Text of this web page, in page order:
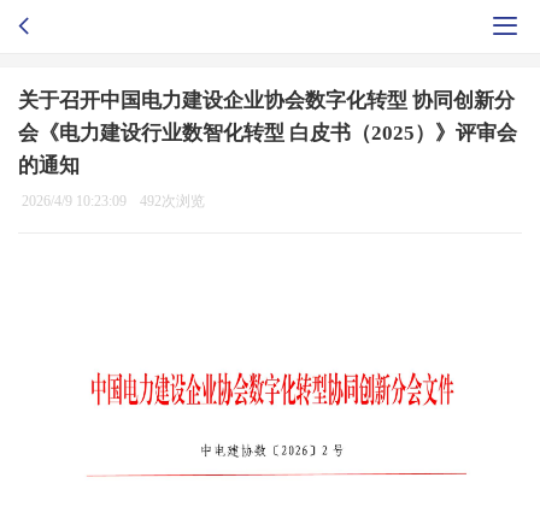
关于召开中国电力建设企业协会数字化转型 协同创新分
会《电力建设行业数智化转型 白皮书（2025）》评审会
的通知
2026/4/9 10:23:09 492次浏览